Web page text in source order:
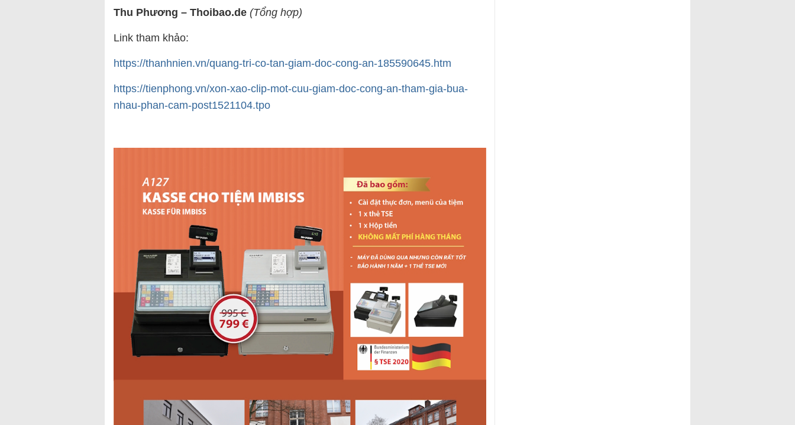
Thu Phương – Thoibao.de (Tổng hợp)
Link tham khảo:
https://thanhnien.vn/quang-tri-co-tan-giam-doc-cong-an-185590645.htm
https://tienphong.vn/xon-xao-clip-mot-cuu-giam-doc-cong-an-tham-gia-bua-
nhau-phan-cam-post1521104.tpo